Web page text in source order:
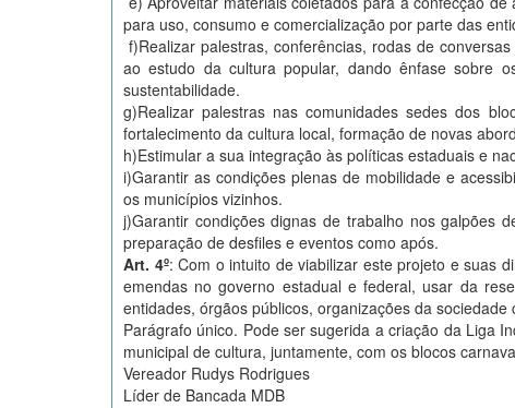
para uso, consumo e comercialização por parte das
f)Realizar palestras, conferências, rodas de
ao estudo da cultura popular, dando ênfase sobre
sustentabilidade.
g)Realizar palestras nas comunidades sedes dos
fortalecimento da cultura local, formação de novas
h)Estimular a sua integração às políticas estaduais e
i)Garantir as condições plenas de mobilidade e
os municípios vizinhos.
j)Garantir condições dignas de trabalho nos galpões
preparação de desfiles e eventos como após.
Art. 4º: Com o intuito de viabilizar este projeto e suas
emendas no governo estadual e federal, usar da
entidades, órgãos públicos, organizações da
Parágrafo único. Pode ser sugerida a criação da Liga
municipal de cultura, juntamente, com os blocos
Vereador Rudys Rodrigues
Líder de Bancada MDB